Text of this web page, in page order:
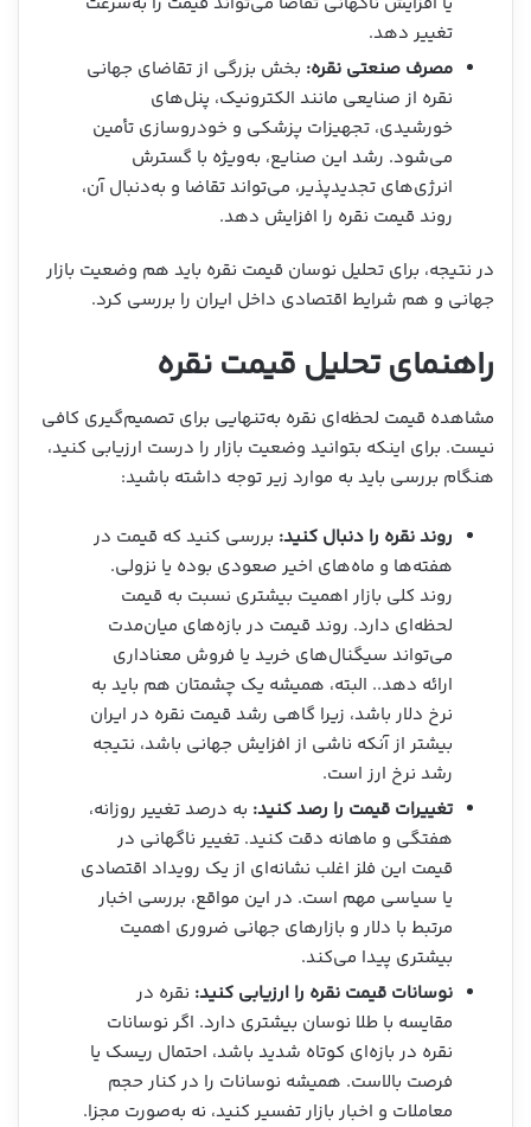
تغییر دهد.
مصرف صنعتی نقره: بخش بزرگی از تقاضای جهانی
نقره از صنایعی مانند الکترونیک، پنل‌های
خورشیدی، تجهیزات پزشکی و خودروسازی تأمین
می‌شود. رشد این صنایع، به‌ویژه با گسترش
انرژی‌های تجدیدپذیر، می‌تواند تقاضا و به‌دنبال آن،
روند قیمت نقره را افزایش دهد.
در نتیجه، برای تحلیل نوسان قیمت نقره باید هم وضعیت بازار
جهانی و هم شرایط اقتصادی داخل ایران را بررسی کرد.
راهنمای تحلیل قیمت نقره
مشاهده قیمت لحظه‌ای نقره به‌تنهایی برای تصمیم‌گیری کافی
نیست. برای اینکه بتوانید وضعیت بازار را درست ارزیابی کنید،
هنگام بررسی باید به موارد زیر توجه داشته باشید:
روند نقره را دنبال کنید: بررسی کنید که قیمت در
هفته‌ها و ماه‌های اخیر صعودی بوده یا نزولی.
روند کلی بازار اهمیت بیشتری نسبت به قیمت
لحظه‌ای دارد. روند قیمت در بازه‌های میان‌مدت
می‌تواند سیگنال‌های خرید یا فروش معناداری
ارائه دهد.. البته، همیشه یک چشمتان هم باید به
نرخ دلار باشد، زیرا گاهی رشد قیمت نقره در ایران
بیشتر از آنکه ناشی از افزایش جهانی باشد، نتیجه
رشد نرخ ارز است.
تغییرات قیمت را رصد کنید: به درصد تغییر روزانه،
هفتگی و ماهانه دقت کنید. تغییر ناگهانی در
قیمت این فلز اغلب نشانه‌ای از یک رویداد اقتصادی
یا سیاسی مهم است. در این مواقع، بررسی اخبار
مرتبط با دلار و بازارهای جهانی ضروری اهمیت
بیشتری پیدا می‌کند.
نوسانات قیمت نقره را ارزیابی کنید: نقره در
مقایسه با طلا نوسان بیشتری دارد. اگر نوسانات
نقره در بازه‌ای کوتاه شدید باشد، احتمال ریسک یا
فرصت بالاست. همیشه نوسانات را در کنار حجم
معاملات و اخبار بازار تفسیر کنید، نه به‌صورت مجزا.